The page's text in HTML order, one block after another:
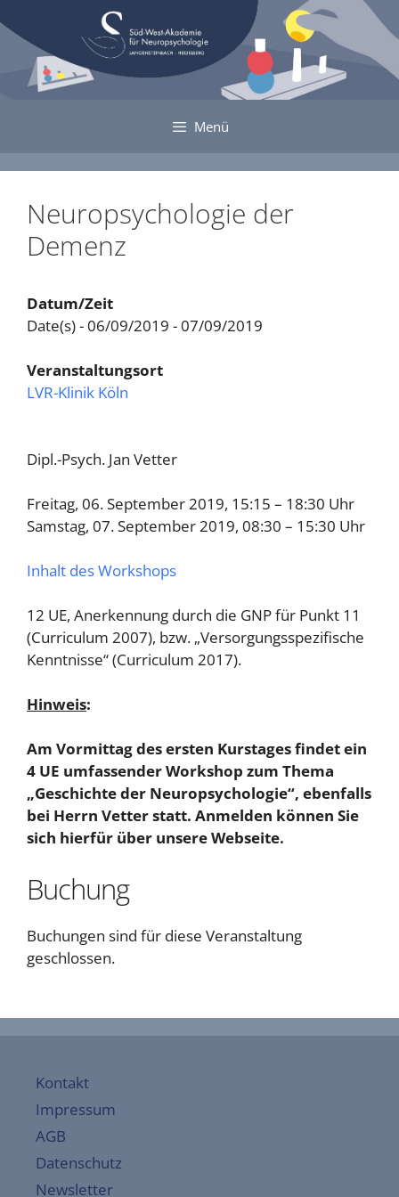
Inhalt
springen
Menü
Neuropsychologie der
Demenz
Datum/Zeit
Date(s) - 06/09/2019 - 07/09/2019
Veranstaltungsort
LVR-Klinik Köln
Dipl.-Psych. Jan Vetter
Freitag, 06. September 2019, 15:15 – 18:30 Uhr
Samstag, 07. September 2019, 08:30 – 15:30 Uhr
Inhalt des Workshops
12 UE, Anerkennung durch die GNP für Punkt 11
(Curriculum 2007), bzw. „Versorgungsspezifische
Kenntnisse“ (Curriculum 2017).
Hinweis:
Am Vormittag des ersten Kurstages findet ein
4 UE umfassender Workshop zum Thema
„Geschichte der Neuropsychologie“, ebenfalls
bei Herrn Vetter statt. Anmelden können Sie
sich hierfür über unsere Webseite.
Buchung
Buchungen sind für diese Veranstaltung
geschlossen.
Kontakt
Impressum
AGB
Datenschutz
Newsletter